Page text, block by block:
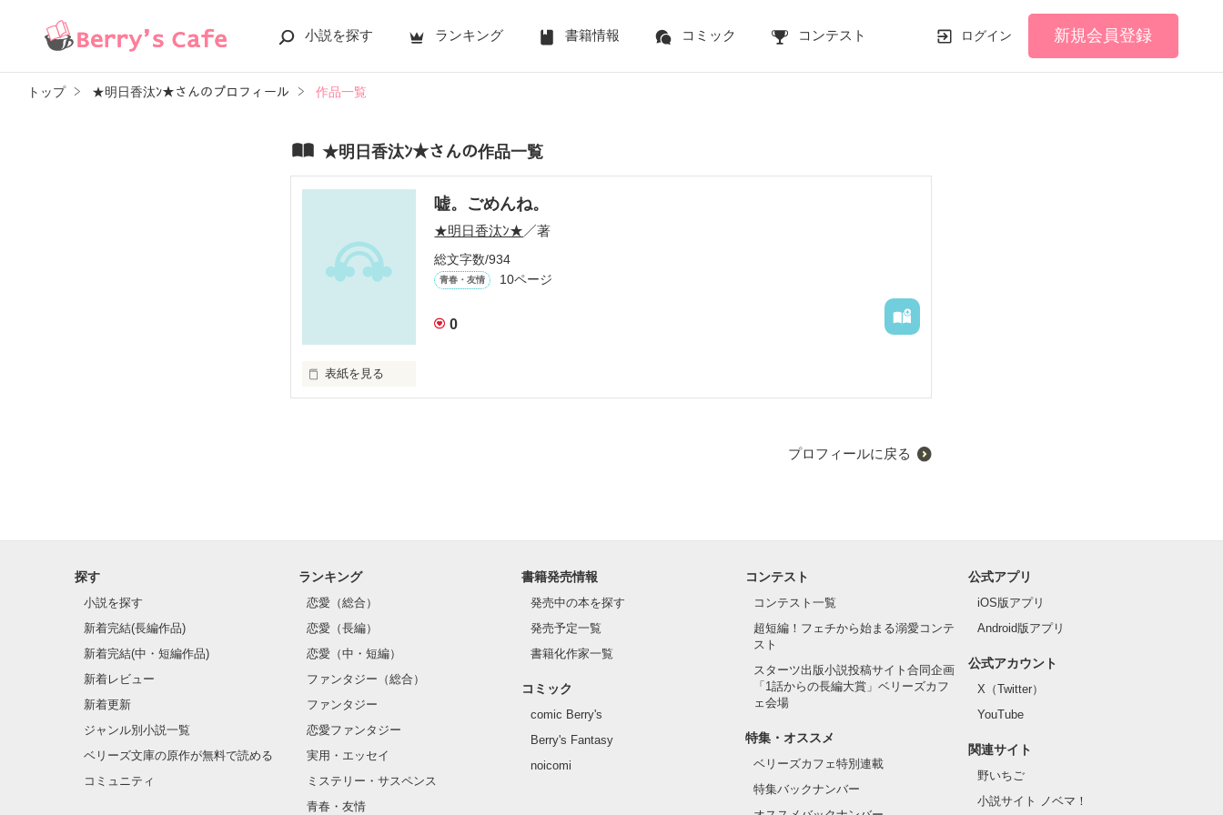
小説を探す ランキング 書籍情報 コミック コンテスト ログイン 新規会員登録
トップ ★明日香汰ﾝ★さんのプロフィール 作品一覧
★明日香汰ﾝ★さんの作品一覧
嘘。ごめんね。
★明日香汰ﾝ★／著
総文字数/934
青春・友情 10ページ
0
表紙を見る
作品を読む
プロフィールに戻る
探す
小説を探す
新着完結(長編作品)
新着完結(中・短編作品)
新着レビュー
新着更新
ジャンル別小説一覧
ベリーズ文庫の原作が無料で読める
コミュニティ
ランキング
恋愛（総合）
恋愛（長編）
恋愛（中・短編）
ファンタジー（総合）
ファンタジー
恋愛ファンタジー
実用・エッセイ
ミステリー・サスペンス
青春・友情
書籍発売情報
発売中の本を探す
発売予定一覧
書籍化作家一覧
コミック
comic Berry's
Berry's Fantasy
noicomi
コンテスト
コンテスト一覧
超短編！フェチから始まる溺愛コンテ
スト
スターツ出版小説投稿サイト合同企画
「1話からの長編大賞」ベリーズカフ
ェ会場
特集・オススメ
ベリーズカフェ特別連載
特集バックナンバー
公式アプリ
iOS版アプリ
Android版アプリ
公式アカウント
X（Twitter）
YouTube
関連サイト
野いちご
小説サイト ノベマ！